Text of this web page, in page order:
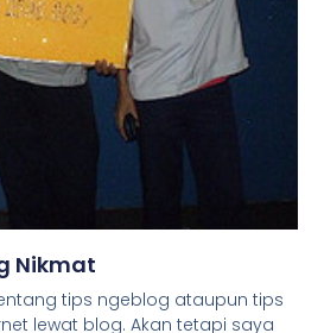
Nikmat
tips ngeblog ataupun tips
lewat blog. Akan tetapi saya